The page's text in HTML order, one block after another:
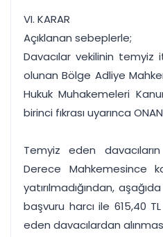
VI. KARAR
Açıklanan sebeplerle;
Davacılar vekilinin temyiz
olunan Bölge Adliye
Hukuk Muhakemeleri
birinci fıkrası uyarınca
Temyiz eden
Derece Mahkemesince
yatırılmadığından,
başvuru harcı ile 615,40
eden davacılardan